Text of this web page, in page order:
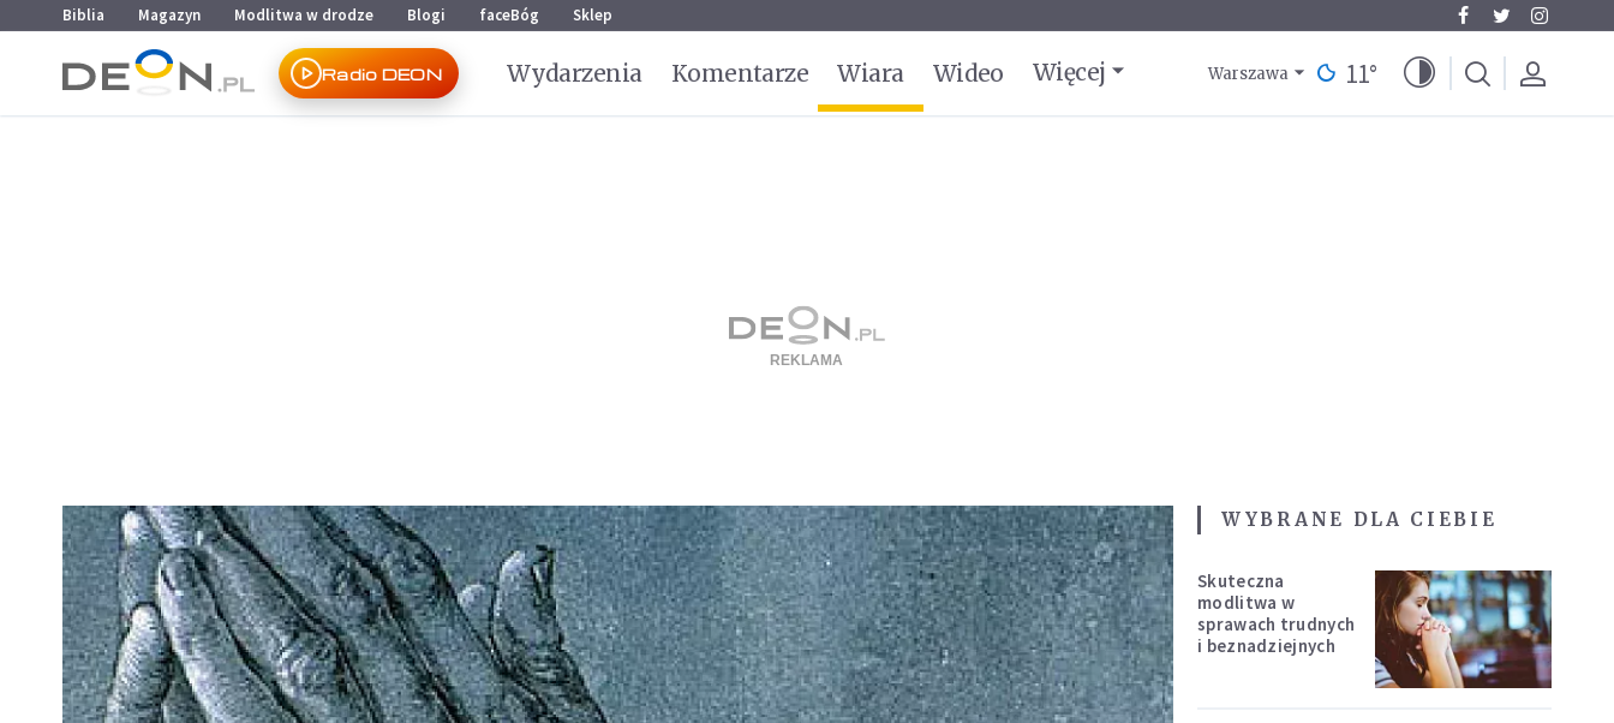
Przejdź do menu głównego
Przejdź do treści
Biblia Magazyn Modlitwa w drodze Blogi faceBóg Sklep
Radio DEON Wydarzenia Komentarze Wiara Wideo Więcej Warszawa 11°
WYBRANE DLA CIEBIE
Skuteczna
modlitwa w
sprawach trudnych
i beznadziejnych